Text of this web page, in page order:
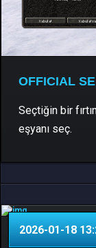
OFFICIAL
Seçtiğin bir
eşyanı seç.
C++ , Python
2026-01-18